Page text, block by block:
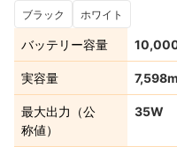
ブラック
ホワイト
バッテリー容量
実容量
最大出力（公
称値）
35W